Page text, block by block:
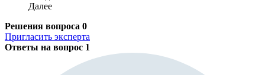
Далее
Решения вопроса 0
Пригласить эксперта
Ответы на вопрос 1